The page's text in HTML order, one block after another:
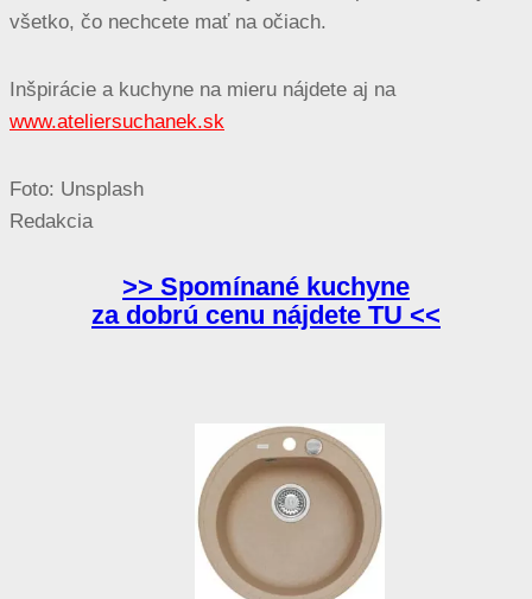
všetko, čo nechcete mať na očiach.
Inšpirácie a kuchyne na mieru nájdete aj na
www.ateliersuchanek.sk
Foto: Unsplash
Redakcia
>> Spomínané kuchyne
za dobrú cenu nájdete TU <<